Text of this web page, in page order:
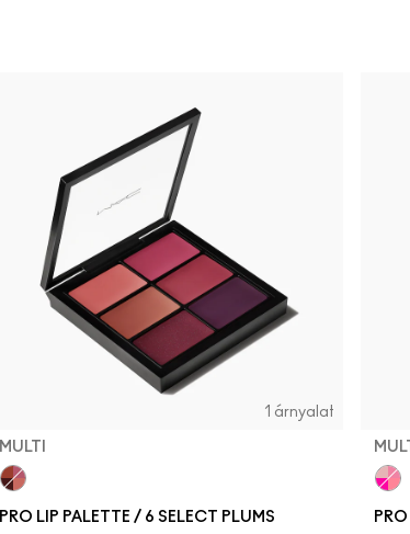
1 árnyalat
MULTI
PRO LIP PALETTE / 6 SELECT PLUMS